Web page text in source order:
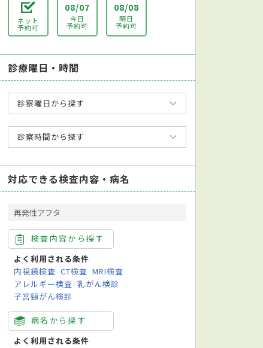
ネット
予約可
08/07
今日
予約可
08/08
明日
予約可
診療曜日・時間
診察曜日から探す
診察時間から探す
対応できる検査内容・病名
再発性アフタ
検査内容から探す
よく利用される条件
内視鏡検査 CT検査 MRI検査
アレルギー検査 乳がん検診
子宮頸がん検診
病名から探す
よく利用される条件